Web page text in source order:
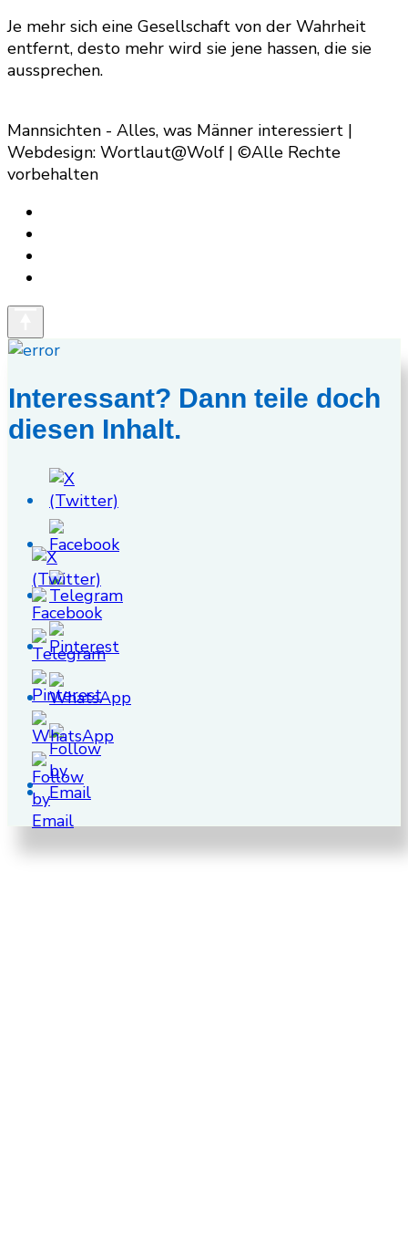
Je mehr sich eine Gesellschaft von der Wahrheit
entfernt, desto mehr wird sie jene hassen, die sie
aussprechen.
Mannsichten - Alles, was Männer interessiert |
Webdesign: Wortlaut@Wolf | ©Alle Rechte
vorbehalten
Interessant? Dann teile doch
diesen Inhalt.